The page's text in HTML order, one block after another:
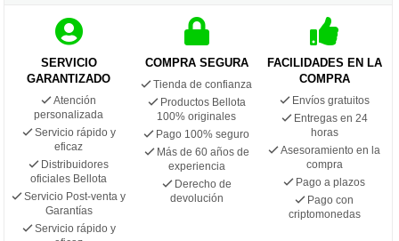
SERVICIO
GARANTIZADO
Atención
personalizada
Servicio rápido y
eficaz
Distribuidores
oficiales Bellota
Servicio Post-venta y
Garantías
Servicio rápido y
COMPRA SEGURA
Tienda de confianza
Productos Bellota
100% originales
Pago 100% seguro
Más de 60 años de
experiencia
Derecho de
devolución
FACILIDADES EN LA
COMPRA
Envíos gratuitos
Entregas en 24
horas
Asesoramiento en la
compra
Pago a plazos
Pago con
criptomonedas